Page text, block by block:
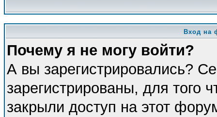
Вход на
Почему я не могу войти?
А вы зарегистрировались?
зарегистрированы, для того
закрыли доступ на этот